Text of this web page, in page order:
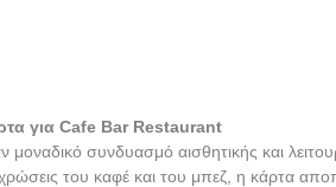
για Cafe Bar Restaurant
συνδυασμό αισθητικής και
του καφέ και του μπεζ, η κάρτα